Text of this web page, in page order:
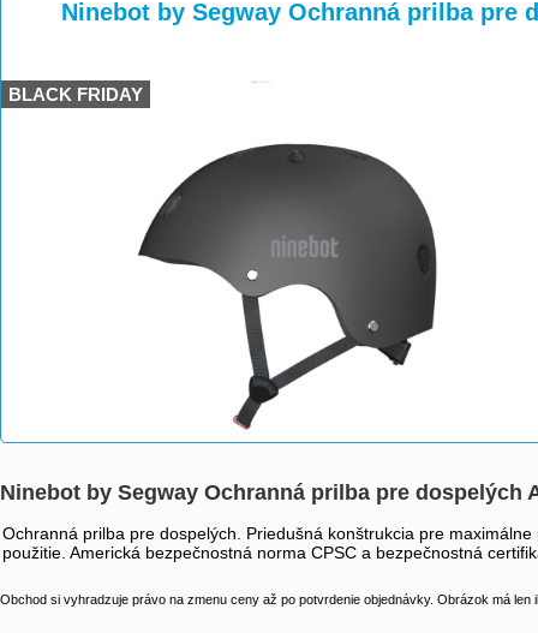
>>
Ninebot by Segway Ochranná prilba pre
BLACK FRIDAY
Ninebot by Segway Ochranná prilba pre dospelých
Ochranná prilba pre dospelých. Priedušná konštrukcia pre
použitie. Americká bezpečnostná norma CPSC a bezpečnostná
Obchod si vyhradzuje právo na zmenu ceny až po potvrdenie objednávky. Obrázok má len